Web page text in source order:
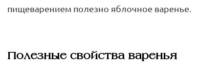
пищеварением полезно яблочное варенье.
Полезные свойства варенья